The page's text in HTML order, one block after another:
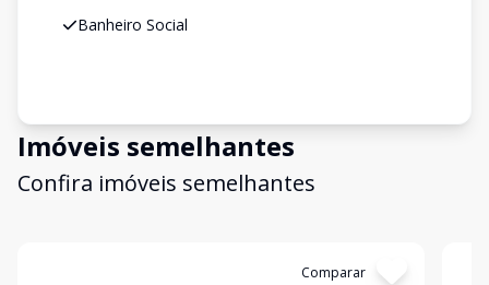
Banheiro Social
Imóveis semelhantes
Confira imóveis semelhantes
Comparar